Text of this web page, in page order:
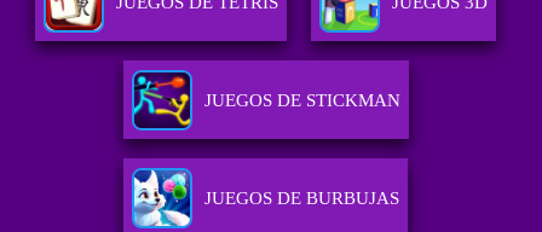
JUEGOS DE STICKMAN
JUEGOS DE BURBUJAS